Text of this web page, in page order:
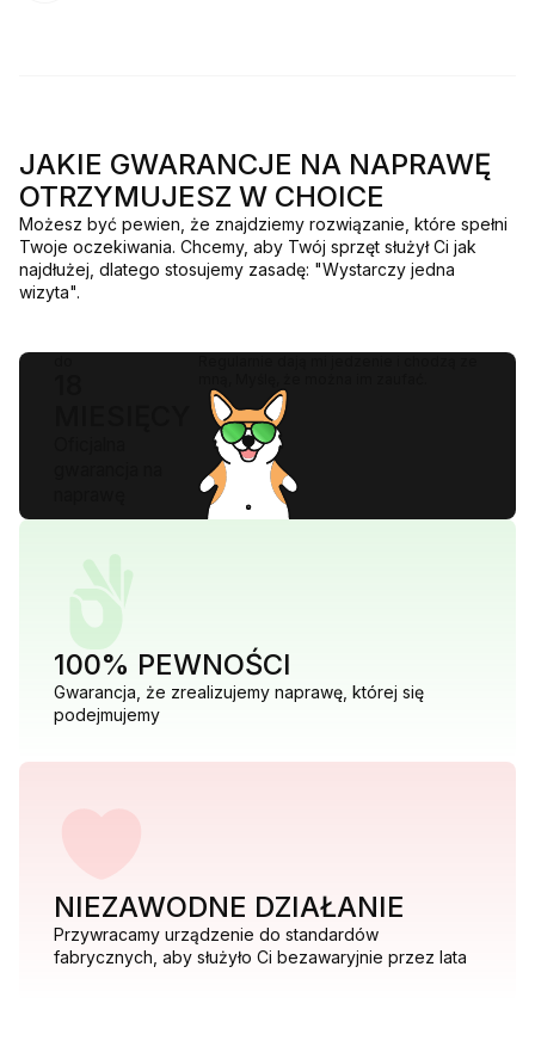
JAKIE GWARANCJE NA NAPRAWĘ
OTRZYMUJESZ W CHOICE
Możesz być pewien, że znajdziemy rozwiązanie, które spełni
Twoje oczekiwania. Chcemy, aby Twój sprzęt służył Ci jak
najdłużej, dlatego stosujemy zasadę: "Wystarczy jedna
wizyta".
100% PEWNOŚCI
Gwarancja, że zrealizujemy naprawę, której się
podejmujemy
NIEZAWODNE DZIAŁANIE
Przywracamy urządzenie do standardów
fabrycznych, aby służyło Ci bezawaryjnie przez lata